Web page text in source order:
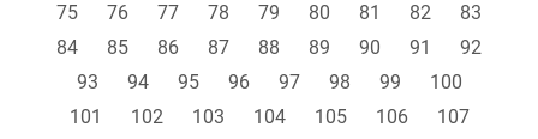
75
76 77 78 79 80 81 82
83
84
85 86 87 88 89 90 91
92
93
94 95 96 97 98 99
100
101
102 103 104 105 106
107